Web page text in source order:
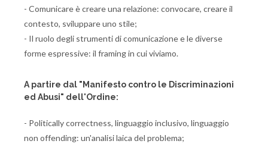
- Comunicare è creare una relazione: convocare, creare il
contesto, sviluppare uno stile;
- Il ruolo degli strumenti di comunicazione e le diverse
forme espressive: il framing in cui viviamo.
A partire dal "Manifesto contro le Discriminazioni
ed Abusi" dell'Ordine:
- Politically correctness, linguaggio inclusivo, linguaggio
non offending: un'analisi laica del problema;